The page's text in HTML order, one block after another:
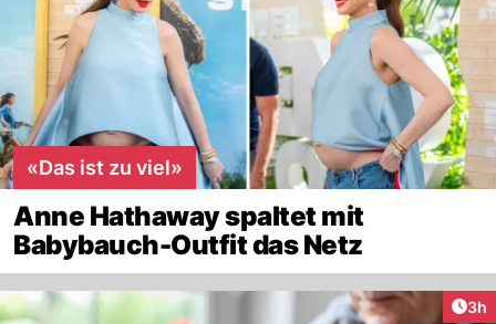
«Das ist zu viel»
Anne Hathaway spaltet mit
Babybauch-Outfit das Netz
3h